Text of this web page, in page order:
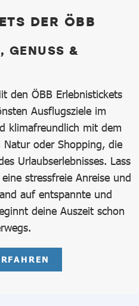
DER ÖBB
GENUSS &
den ÖBB Erlebnistickets
Ausflugsziele im
klimafreundlich mit dem
Natur oder Shopping, die
Urlaubserlebnisses. Lass
stressfreie Anreise und
auf entspannte und
deine Auszeit schon